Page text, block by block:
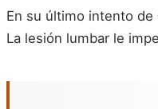
En su último intento
La lesión lumbar le